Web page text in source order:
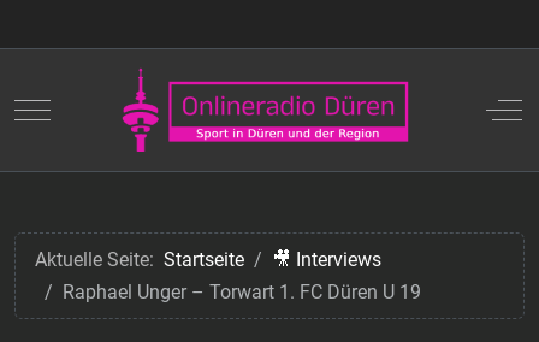
Mobile Menu Toggle Off-
Aktuelle Seite: Startseite
🎥 Interviews
Raphael Unger – Torwart 1. FC Düren U 19